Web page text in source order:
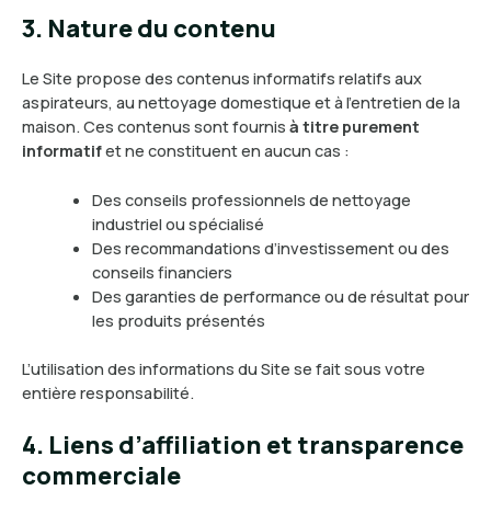
3. Nature du contenu
Le Site propose des contenus informatifs relatifs aux
aspirateurs, au nettoyage domestique et à l’entretien de la
maison. Ces contenus sont fournis à titre purement
informatifet ne constituent en aucun cas :
Des conseils professionnels de nettoyage
industriel ou spécialisé
Des recommandations d’investissement ou des
conseils financiers
Des garanties de performance ou de résultat pour
les produits présentés
L’utilisation des informations du Site se fait sous votre
entière responsabilité.
4. Liens d’affiliation et transparence
commerciale